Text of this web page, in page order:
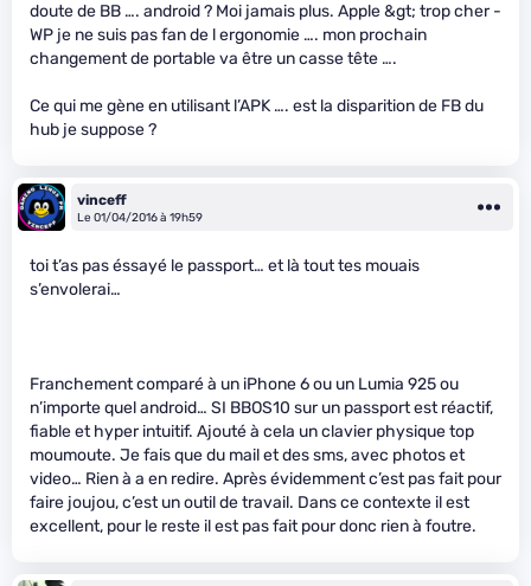
doute de BB …. android ? Moi jamais plus. Apple &gt; trop cher -
WP je ne suis pas fan de l ergonomie …. mon prochain
changement de portable va être un casse tête ….
Ce qui me gène en utilisant l’APK …. est la disparition de FB du
hub je suppose ?
vinceff
Le 01/04/2016 à 19h59
toi t’as pas éssayé le passport… et là tout tes mouais
s’envolerai…
Franchement comparé à un iPhone 6 ou un Lumia 925 ou
n’importe quel android… SI BBOS10 sur un passport est réactif,
fiable et hyper intuitif. Ajouté à cela un clavier physique top
moumoute. Je fais que du mail et des sms, avec photos et
video… Rien à a en redire. Après évidemment c’est pas fait pour
faire joujou, c’est un outil de travail. Dans ce contexte il est
excellent, pour le reste il est pas fait pour donc rien à foutre.